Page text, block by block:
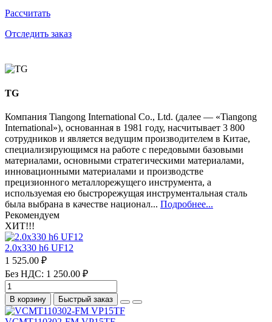
Рассчитать
Отследить заказ
TG
Компания Tiangong International Co., Ltd. (далее — «Tiangong
International»), основанная в 1981 году, насчитывает 3 800
сотрудников и является ведущим производителем в Китае,
специализирующимся на работе с передовыми базовыми
материалами, основными стратегическими материалами,
инновационными материалами и производстве
прецизионного металлорежущего инструмента, а
используемая ею быстрорежущая инструментальная сталь
была выбрана в качестве национал... Подробнее...
Рекомендуем
ХИТ!!!
2.0х330 h6 UF12
1 525.00 ₽
Без НДС: 1 250.00 ₽
В корзину Быстрый заказ